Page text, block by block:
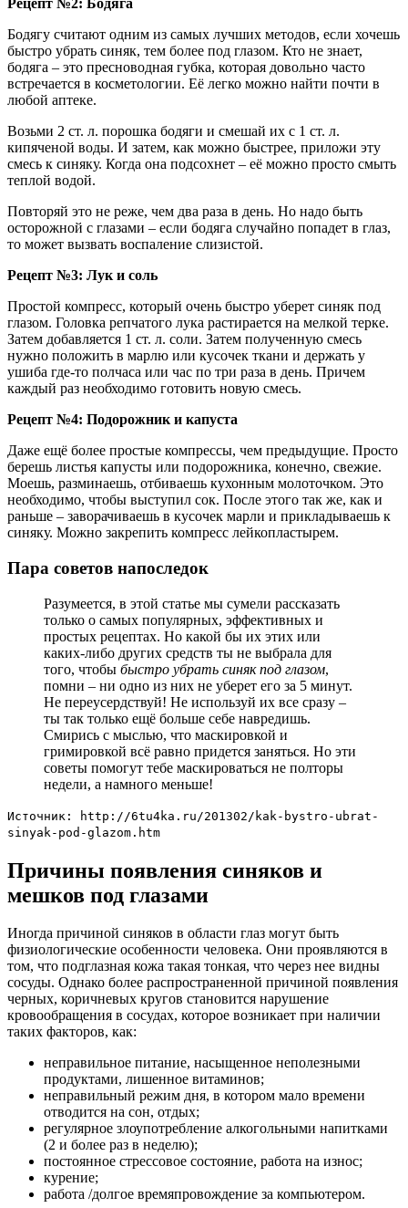
Рецепт №2: Бодяга
Бодягу считают одним из самых лучших методов, если хочешь
быстро убрать синяк, тем более под глазом. Кто не знает,
бодяга – это пресноводная губка, которая довольно часто
встречается в косметологии. Её легко можно найти почти в
любой аптеке.
Возьми 2 ст. л. порошка бодяги и смешай их с 1 ст. л.
кипяченой воды. И затем, как можно быстрее, приложи эту
смесь к синяку. Когда она подсохнет – её можно просто смыть
теплой водой.
Повторяй это не реже, чем два раза в день. Но надо быть
осторожной с глазами – если бодяга случайно попадет в глаз,
то может вызвать воспаление слизистой.
Рецепт №3: Лук и соль
Простой компресс, который очень быстро уберет синяк под
глазом. Головка репчатого лука растирается на мелкой терке.
Затем добавляется 1 ст. л. соли. Затем полученную смесь
нужно положить в марлю или кусочек ткани и держать у
ушиба где-то полчаса или час по три раза в день. Причем
каждый раз необходимо готовить новую смесь.
Рецепт №4: Подорожник и капуста
Даже ещё более простые компрессы, чем предыдущие. Просто
берешь листья капусты или подорожника, конечно, свежие.
Моешь, разминаешь, отбиваешь кухонным молоточком. Это
необходимо, чтобы выступил сок. После этого так же, как и
раньше – заворачиваешь в кусочек марли и прикладываешь к
синяку. Можно закрепить компресс лейкопластырем.
Пара советов напоследок
Разумеется, в этой статье мы сумели рассказать
только о самых популярных, эффективных и
простых рецептах. Но какой бы их этих или
каких-либо других средств ты не выбрала для
того, чтобы быстро убрать синяк под глазом,
помни – ни одно из них не уберет его за 5 минут.
Не переусердствуй! Не используй их все сразу –
ты так только ещё больше себе навредишь.
Смирись с мыслью, что маскировкой и
гримировкой всё равно придется заняться. Но эти
советы помогут тебе маскироваться не полторы
недели, а намного меньше!
Источник: http://6tu4ka.ru/201302/kak-bystro-ubrat-
sinyak-pod-glazom.htm
Причины появления синяков и
мешков под глазами
Иногда причиной синяков в области глаз могут быть
физиологические особенности человека. Они проявляются в
том, что подглазная кожа такая тонкая, что через нее видны
сосуды. Однако более распространенной причиной появления
черных, коричневых кругов становится нарушение
кровообращения в сосудах, которое возникает при наличии
таких факторов, как:
неправильное питание, насыщенное неполезными
продуктами, лишенное витаминов;
неправильный режим дня, в котором мало времени
отводится на сон, отдых;
регулярное злоупотребление алкогольными напитками
(2 и более раз в неделю);
постоянное стрессовое состояние, работа на износ;
курение;
работа /долгое времяпровождение за компьютером.